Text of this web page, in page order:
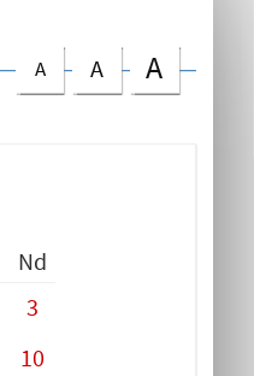
A A A
Nd
3
10